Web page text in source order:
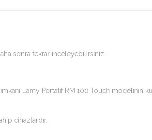
sonra tekrar inceleyebilirsiniz.
Lamy Portatif RM 100 Touch modelinin
cihazlardır.